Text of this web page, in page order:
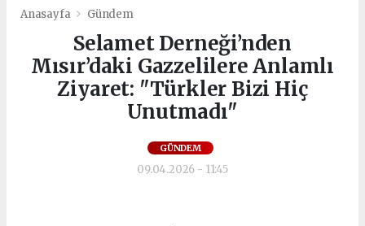
Anasayfa Gündem
Selamet Derneği’nden
Mısır’daki Gazzelilere Anlamlı
Ziyaret: "Türkler Bizi Hiç
Unutmadı"
GÜNDEM
09.04.2026 - 11:45